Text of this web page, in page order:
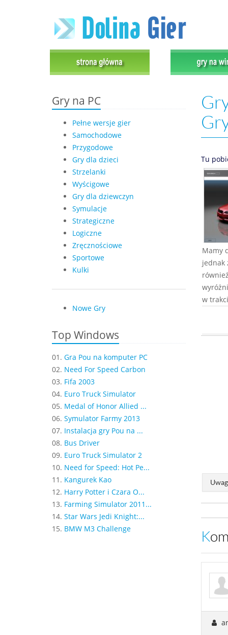
Gry na PC
Pełne wersje gier
Samochodowe
Przygodowe
Gry dla dzieci
Strzelanki
Wyścigowe
Gry dla dziewczyn
Symulacje
Strategiczne
Logiczne
Zręcznościowe
Sportowe
Kulki
Nowe Gry
Top Windows
01. Gra Pou na komputer PC
02. Need For Speed Carbon
03. Fifa 2003
04. Euro Truck Simulator
05. Medal of Honor Allied ...
06. Symulator Farmy 2013
07. Instalacja gry Pou na ...
08. Bus Driver
09. Euro Truck Simulator 2
10. Need for Speed: Hot Pe...
11. Kangurek Kao
12. Harry Potter i Czara O...
13. Farming Simulator 2011...
14. Star Wars Jedi Knight:...
15. BMW M3 Challenge
Tu
Mamy
jednak
w